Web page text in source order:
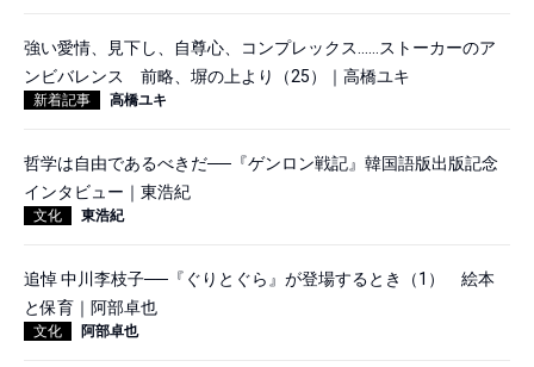
強い愛情、見下し、自尊心、コンプレックス……ストーカーのア
ンビバレンス 前略、塀の上より（25）｜高橋ユキ
新着記事 高橋ユキ
哲学は自由であるべきだ──『ゲンロン戦記』韓国語版出版記念
インタビュー｜東浩紀
文化 東浩紀
追悼 中川李枝子──『ぐりとぐら』が登場するとき（1） 絵本
と保育｜阿部卓也
文化 阿部卓也